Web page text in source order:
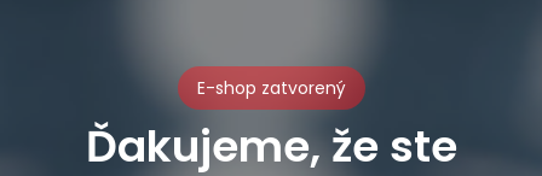
E-shop zatvorený
Ďakujeme, že ste